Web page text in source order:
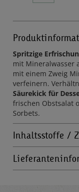
Spritzige
mit Mineralwasser
mit einem Zweig
verfeinern.
Säurekick für
frischen Obstsalat
Sorbets.
Inhaltsstoffe /